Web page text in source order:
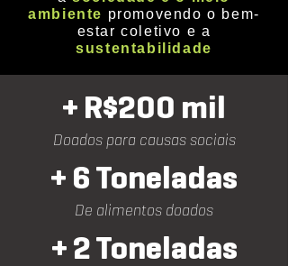
ambiente promovendo o bem-
estar coletivo e a
sustentabilidade
+ R$200 mil
Doados para causas sociais
+ 6 Toneladas
De alimentos doados
+ 2 Toneladas